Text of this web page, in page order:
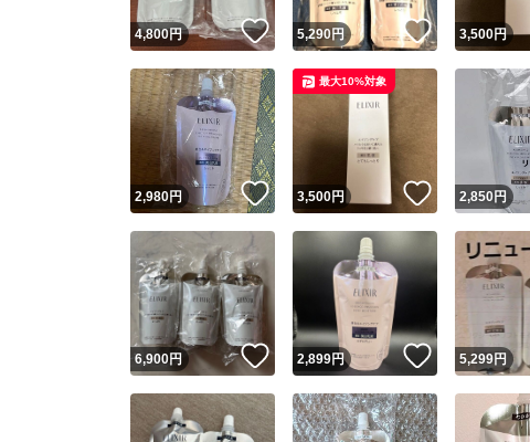
4,800円 いいね！
5,290円 いいね！
3,500円
2,980円 いいね！
3,500円 いいね！
最大10%対象
2,850円
6,900円 いいね！
2,899円 いいね！
5,299円